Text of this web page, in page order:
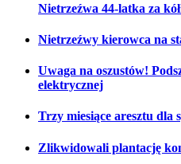
Nietrzeźwa 44-latka za
Nietrzeźwy kierowca na
Uwaga na oszustów!
elektrycznej
Trzy miesiące aresztu dla
Zlikwidowali plantację